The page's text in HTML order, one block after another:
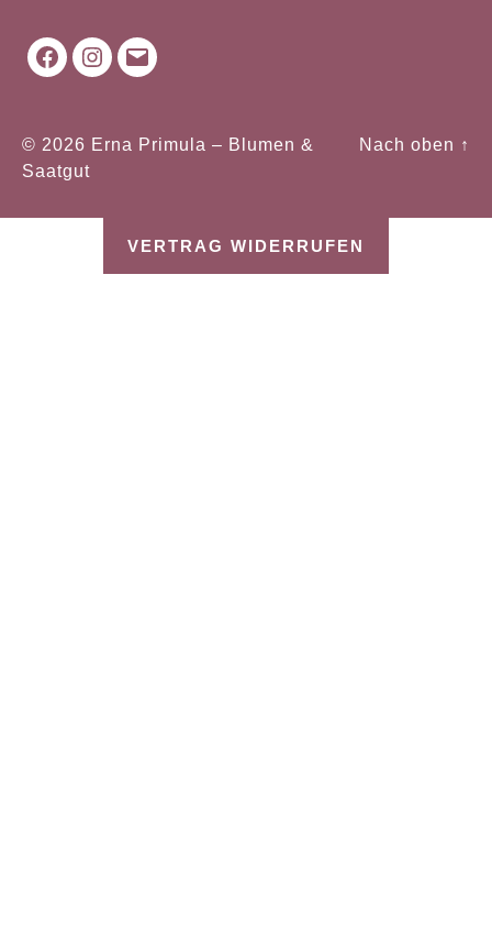
Facebook
Instagram
Mail
© 2026 Erna Primula – Blumen &
Saatgut
Nach oben ↑
VERTRAG WIDERRUFEN